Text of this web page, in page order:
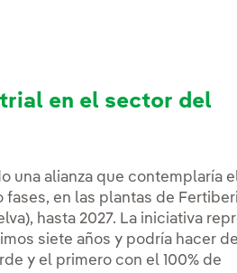
en el sector del
una alianza que contemplaría
en las plantas de
hasta 2027. La iniciativa
siete años y podría hacer
y el primero con el 100% de